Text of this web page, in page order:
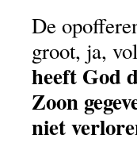
De
groot, ja,
heeft God
Zoon
niet